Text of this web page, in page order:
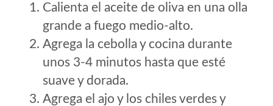
Calienta el aceite de oliva en una olla
grande a fuego medio-alto.
Agrega la cebolla y cocina durante
unos 3-4 minutos hasta que esté
suave y dorada.
Agrega el ajo y los chiles verdes y